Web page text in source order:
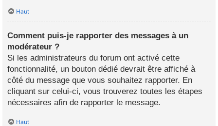
Haut
Comment puis-je rapporter des messages à un
modérateur ?
Si les administrateurs du forum ont activé cette
fonctionnalité, un bouton dédié devrait être affiché à
côté du message que vous souhaitez rapporter. En
cliquant sur celui-ci, vous trouverez toutes les étapes
nécessaires afin de rapporter le message.
Haut